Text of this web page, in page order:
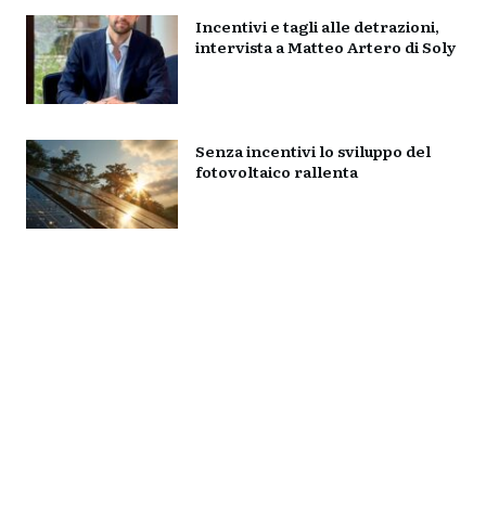
Incentivi e tagli alle detrazioni,
intervista a Matteo Artero di Soly
Senza incentivi lo sviluppo del
fotovoltaico rallenta